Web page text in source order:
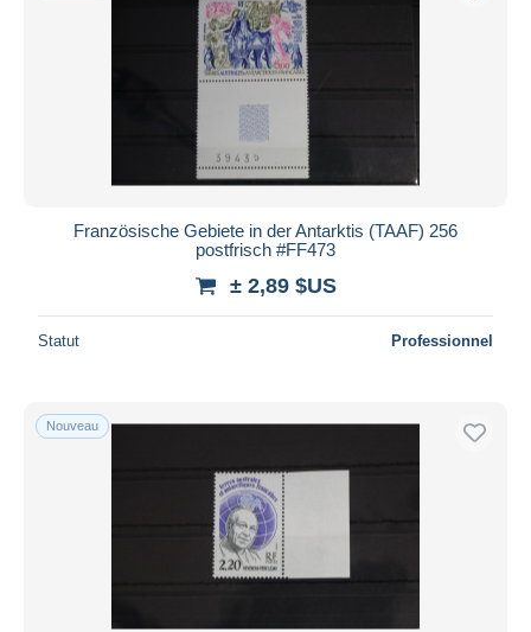
Französische Gebiete in der Antarktis (TAAF) 256
postfrisch #FF473
± 2,89 $US
Statut Professionnel
Nouveau